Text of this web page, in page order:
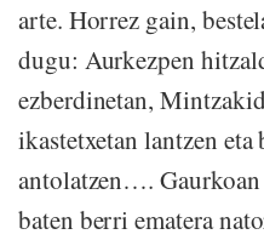
arte. Horrez gain,
dugu: Aurkezpen
ezberdinetan,
ikastetxetan lantzen
antolatzen….
baten berri ematera